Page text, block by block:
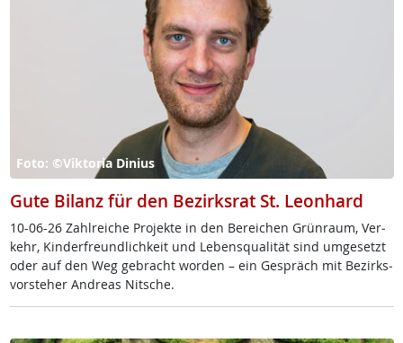
Foto: ©Viktoria Dinius
Gute Bilanz für den Bezirksrat St. Leonhard
10-06-26 Zahl­rei­che Pro­jek­te in den Be­rei­chen Grün­raum, Ver­
kehr, Kin­der­f­reund­lich­keit und Le­bens­qua­li­tät sind um­ge­setzt
oder auf den Weg ge­bracht wor­den – ein Ge­spräch mit Be­zirks­
vor­ste­her And­reas Nit­sche.